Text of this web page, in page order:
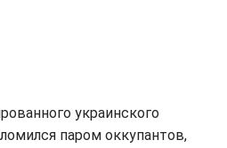
украинского
паром оккупантов,